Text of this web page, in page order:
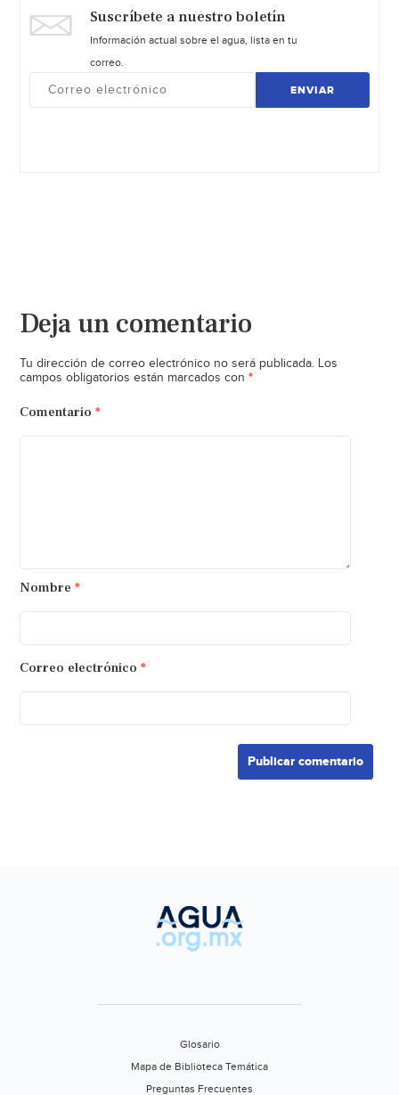
Suscríbete a nuestro boletín
Información actual sobre el agua, lista en tu
correo.
ENVIAR
Deja un comentario
Tu dirección de correo electrónico no será publicada. Los
campos obligatorios están marcados con *
Comentario *
Nombre *
Correo electrónico *
Glosario
Mapa de Biblioteca Temática
Preguntas Frecuentes